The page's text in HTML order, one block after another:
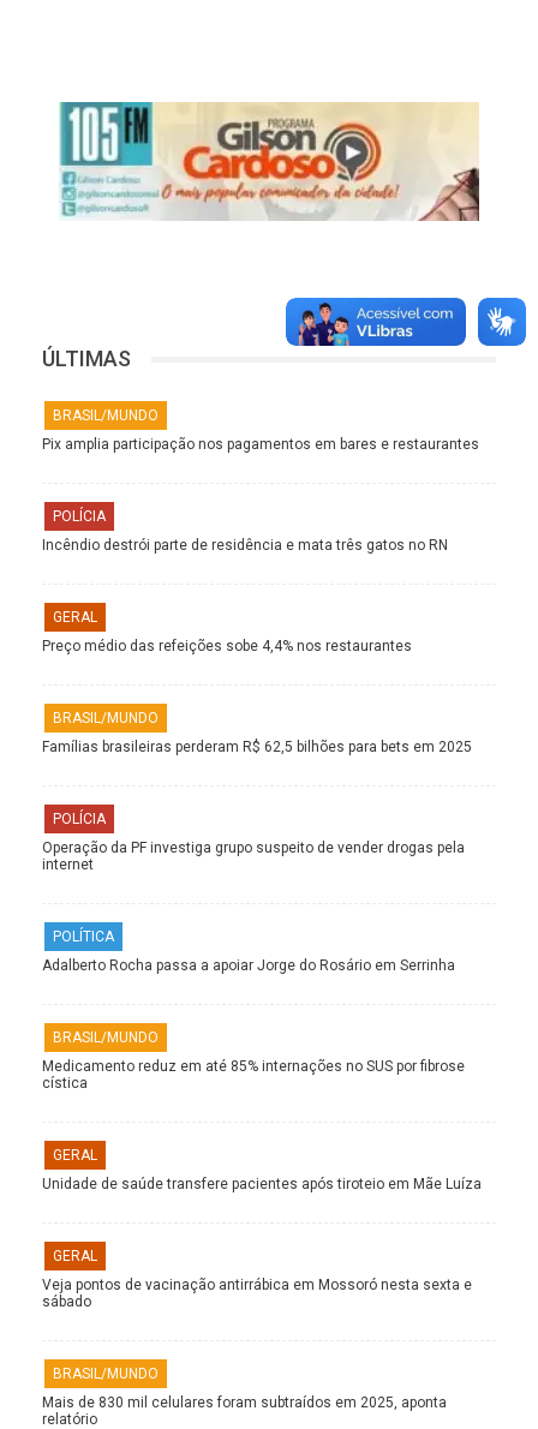
ÚLTIMAS
BRASIL/MUNDO
Pix amplia participação nos pagamentos em bares e restaurantes
POLÍCIA
Incêndio destrói parte de residência e mata três gatos no RN
GERAL
Preço médio das refeições sobe 4,4% nos restaurantes
BRASIL/MUNDO
Famílias brasileiras perderam R$ 62,5 bilhões para bets em 2025
POLÍCIA
Operação da PF investiga grupo suspeito de vender drogas pela
internet
POLÍTICA
Adalberto Rocha passa a apoiar Jorge do Rosário em Serrinha
BRASIL/MUNDO
Medicamento reduz em até 85% internações no SUS por fibrose
cística
GERAL
Unidade de saúde transfere pacientes após tiroteio em Mãe Luíza
GERAL
Veja pontos de vacinação antirrábica em Mossoró nesta sexta e
sábado
BRASIL/MUNDO
Mais de 830 mil celulares foram subtraídos em 2025, aponta
relatório